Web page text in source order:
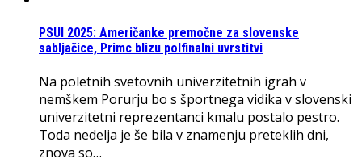
PSUI 2025: Američanke premočne za slovenske
sabljačice, Primc blizu polfinalni uvrstitvi
Na poletnih svetovnih univerzitetnih igrah v
nemškem Porurju bo s športnega vidika v slovenski
univerzitetni reprezentanci kmalu postalo pestro.
Toda nedelja je še bila v znamenju preteklih dni,
znova so…